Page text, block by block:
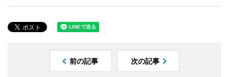
前の記事 次の記事